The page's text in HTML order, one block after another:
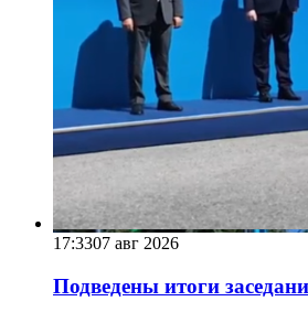
17:3307 авг 2026
Подведены итоги